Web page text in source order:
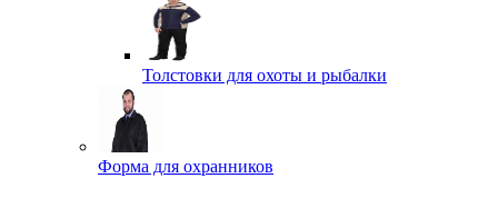
Толстовки для охоты и рыбалки
Форма для охранников